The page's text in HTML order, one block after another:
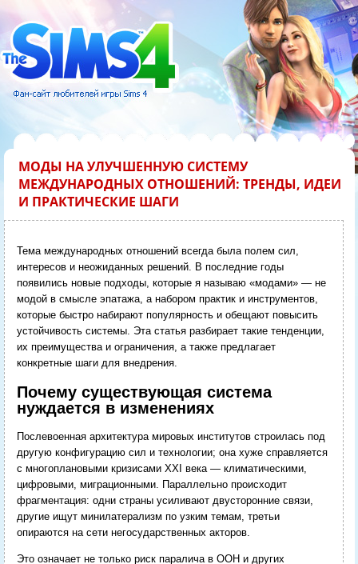
МОДЫ НА УЛУЧШЕННУЮ СИСТЕМУ
МЕЖДУНАРОДНЫХ ОТНОШЕНИЙ: ТРЕНДЫ, ИДЕИ
И ПРАКТИЧЕСКИЕ ШАГИ
Тема международных отношений всегда была полем сил,
интересов и неожиданных решений. В последние годы
появились новые подходы, которые я называю «модами» — не
модой в смысле эпатажа, а набором практик и инструментов,
которые быстро набирают популярность и обещают повысить
устойчивость системы. Эта статья разбирает такие тенденции,
их преимущества и ограничения, а также предлагает
конкретные шаги для внедрения.
Почему существующая система
нуждается в изменениях
Послевоенная архитектура мировых институтов строилась под
другую конфигурацию сил и технологии; она хуже справляется
с многоплановыми кризисами XXI века — климатическими,
цифровыми, миграционными. Параллельно происходит
фрагментация: одни страны усиливают двусторонние связи,
другие ищут минилатерализм по узким темам, третьи
опираются на сети негосударственных акторов.
Это означает не только риск паралича в ООН и других